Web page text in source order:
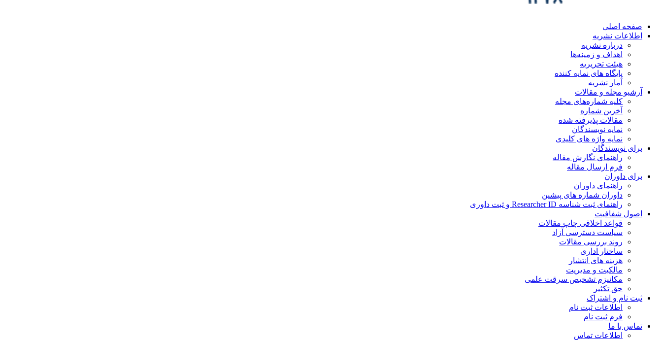
صفحه اصلی
اطلاعات نشریه
درباره نشریه
اهداف و زمینه‌ها
هیئت تحریریه
پایگاه های نمایه کننده
آمار نشریه
آرشیو مجله و مقالات
کلیه شماره‌های مجله
آخرین شماره
مقالات پذیرفته شده
نمایه نویسندگان
نمایه واژه های کلیدی
برای نویسندگان
راهنمای نگارش مقاله
فرم ارسال مقاله
برای داوران
راهنمای داوران
داوران شماره های پیشین
راهنمای ثبت شناسه Researcher ID و ثبت داوری
اصول شفافیت
قواعد اخلاقی چاپ مقالات
سیاست دسترسی آزاد
روند بررسی مقالات
ساختار اداری
هزینه های انتشار
مالکیت و مدیریت
مکانیزم تشخیص سرقت علمی
حق تکثیر
ثبت نام و اشتراک
اطلاعات ثبت نام
فرم ثبت نام
تماس با ما
اطلاعات تماس